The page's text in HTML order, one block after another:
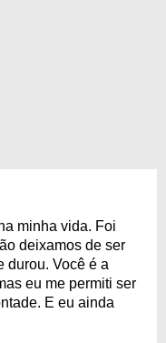
minha vida. Foi
deixamos de ser
durou. Você é a
eu me permiti ser
E eu ainda